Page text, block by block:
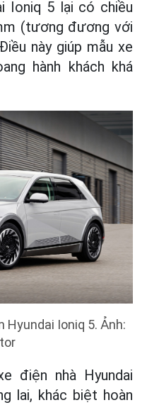
Ioniq 5 lại có chiều
(tương đương với
này giúp mẫu xe
hành khách khá
Hyundai Ioniq 5. Ảnh:
điện nhà Hyundai
lai, khác biệt hoàn